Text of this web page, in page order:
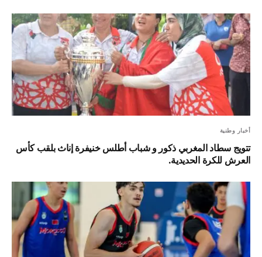
أخبار وطنية
تتويج سطاد المغربي ذكور و شباب أطلس خنيفرة إناث بلقب كأس
العرش للكرة الحديدية.